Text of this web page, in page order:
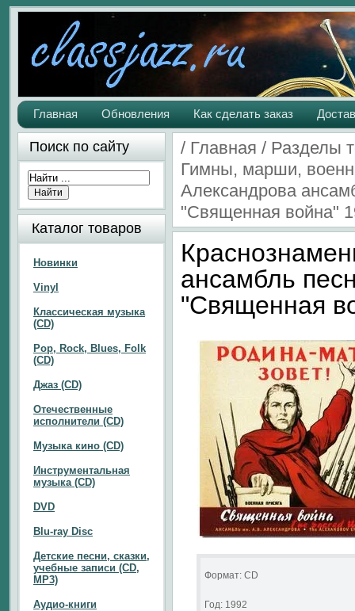
Главная Обновления Как сделать заказ
/ Главная / Разделы
Гимны, марши,
Александрова
"Священная война"
ансамбль
"Священная
Формат: CD
Год: 1992
Поиск по сайту
Каталог товаров
Новинки
Vinyl
Классическая музыка
(CD)
Pop, Rock, Blues, Folk
(CD)
Джаз (CD)
Отечественные
исполнители (CD)
Музыка кино (CD)
Инструментальная
музыка (CD)
DVD
Blu-ray Disc
Детские песни, сказки,
учебные записи (CD,
MP3)
Аудио-книги